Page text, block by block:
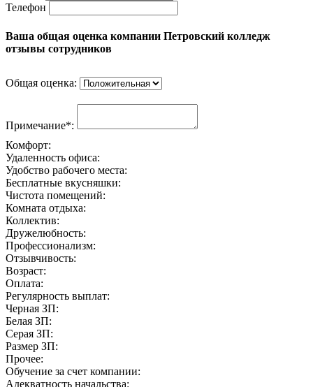
Телефон
Ваша общая оценка компании Петровский колледж
отзывы сотрудников
Общая оценка:
Примечание*:
Комфорт:
Удаленность офиса:
Удобство рабочего места:
Бесплатные вкусняшки:
Чистота помещений:
Комната отдыха:
Коллектив:
Дружелюбность:
Профессионализм:
Отзывчивость:
Возраст:
Оплата:
Регулярность выплат:
Черная ЗП:
Белая ЗП:
Серая ЗП:
Размер ЗП:
Прочее:
Обучение за счет компании:
Адекватность начальства: